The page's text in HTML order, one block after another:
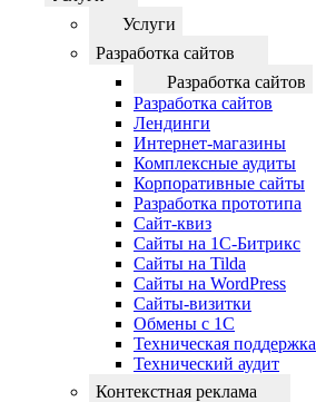
Услуги
Разработка сайтов
Разработка сайтов
Разработка сайтов
Лендинги
Интернет-магазины
Комплексные аудиты
Корпоративные сайты
Разработка прототипа
Сайт-квиз
Сайты на 1С-Битрикс
Сайты на Tilda
Сайты на WordPress
Сайты-визитки
Обмены с 1С
Техническая поддержка
Технический аудит
Контекстная реклама